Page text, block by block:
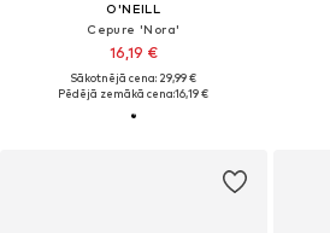
O'NEILL
Cepure 'Nora'
16,19 €
Sākotnējā cena: 29,99 €
Pēdējā zemākā cena:16,19 €